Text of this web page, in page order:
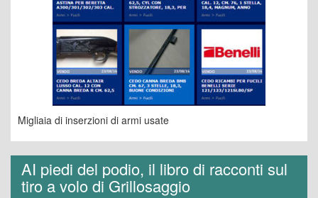
Migliaia di inserzioni di armi usate
AI piedi del podio, il libro di racconti sul
tiro a volo di Grillosaggio